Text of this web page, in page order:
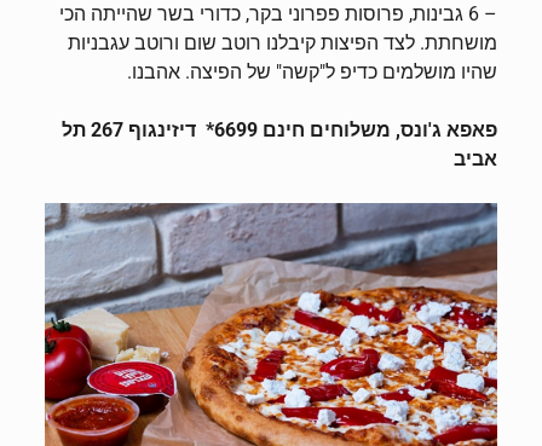
– 6 גבינות, פרוסות פפרוני בקר, כדורי בשר שהייתה הכי
מושחתת. לצד הפיצות קיבלנו רוטב שום ורוטב עגבניות
שהיו מושלמים כדיפ ל"קשה" של הפיצה. אהבנו.
פאפא ג'ונס, משלוחים חינם 6699* דיזינגוף 267 תל
אביב